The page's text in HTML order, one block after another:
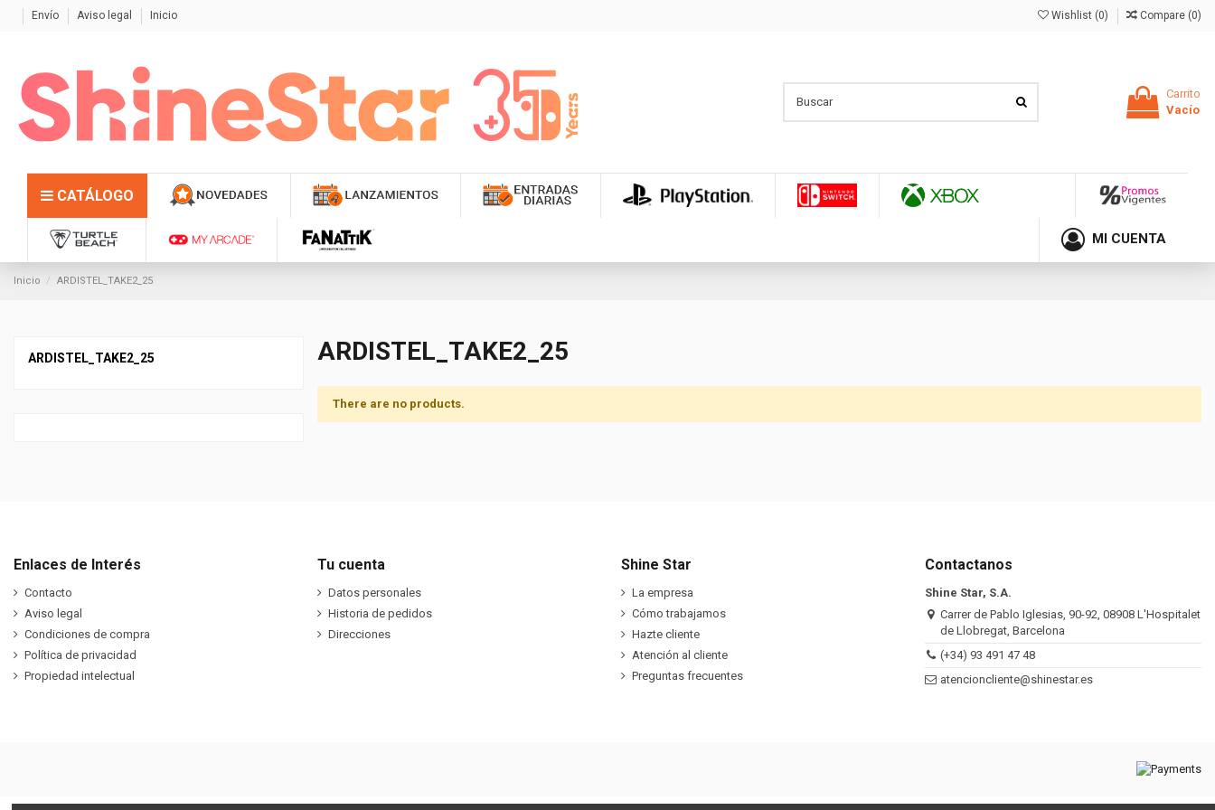
Envío Aviso legal Inicio Wishlist (0) Compare (0)
Carrito
Vacío
CATÁLOGO
MI CUENTA
Inicio ARDISTEL_TAKE2_25
ARDISTEL_TAKE2_25
There are no products.
ARDISTEL_TAKE2_25
Enlaces de Interés
Contacto
Aviso legal
Condiciones de compra
Política de privacidad
Propiedad intelectual
Tu cuenta
Datos personales
Historia de pedidos
Direcciones
Shine Star
La empresa
Cómo trabajamos
Hazte cliente
Atención al cliente
Preguntas frecuentes
Contactanos
Shine Star, S.A.
Carrer de Pablo Iglesias, 90-92, 08908 L'Hospitalet
de Llobregat, Barcelona
(+34) 93 491 47 48
atencioncliente@shinestar.es